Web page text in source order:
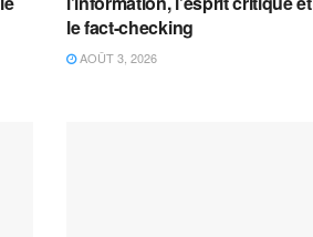
le fact-checking
AOÛT 3, 2026